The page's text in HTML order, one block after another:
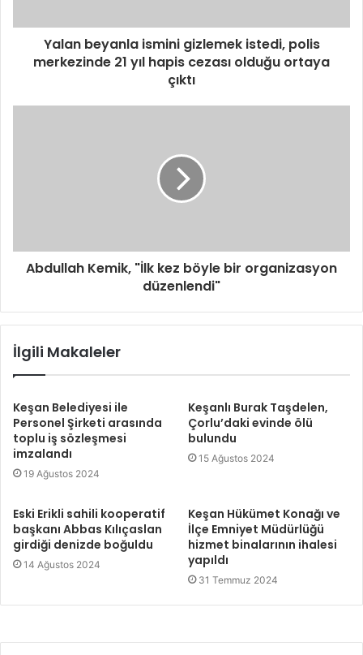
Yalan beyanla ismini gizlemek istedi, polis
merkezinde 21 yıl hapis cezası olduğu ortaya
çıktı
Abdullah Kemik, "İlk kez böyle bir organizasyon
düzenlendi"
İlgili Makaleler
Keşan Belediyesi ile
Personel Şirketi arasında
toplu iş sözleşmesi
imzalandı
19 Ağustos 2024
Keşanlı Burak Taşdelen,
Çorlu’daki evinde ölü
bulundu
15 Ağustos 2024
Eski Erikli sahili kooperatif
başkanı Abbas Kılıçaslan
girdiği denizde boğuldu
14 Ağustos 2024
Keşan Hükümet Konağı ve
İlçe Emniyet Müdürlüğü
hizmet binalarının ihalesi
yapıldı
31 Temmuz 2024